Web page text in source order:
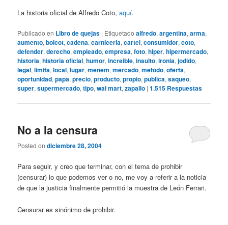
La historia oficial de Alfredo Coto,aquí.
Publicado en Libro de quejas | Etiquetado alfredo,argentina,arma,
aumento,boicot,cadena,carniceria,cartel,consumidor,coto,
defender,derecho,empleado,empresa,foto,hiper,hipermercado,
historia,historia oficial,humor,increible,insulto,ironia,jodido,
legal,limita,local,lugar,menem,mercado,metodo,oferta,
oportunidad,papa,precio,producto,propio,publica,saqueo,
super,supermercado,tipo,wal mart,zapallo |1.515 Respuestas
No a la censura
Posted ondiciembre 28, 2004
Para seguir, y creo que terminar, con el tema de prohibir
(censurar) lo que podemos ver o no, me voy a referir a la noticia
de que la justicia finalmente permitió la muestra de León Ferrari.
Censurar es sinónimo de prohibir.